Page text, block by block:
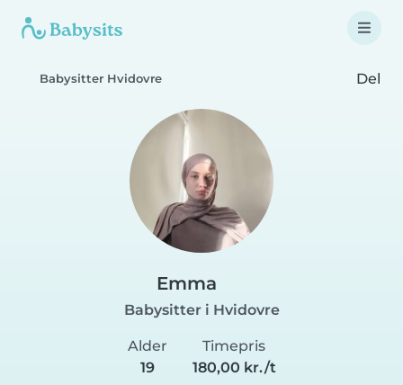
Babysitter Hvidovre Del
Emma
Babysitter i Hvidovre
Alder
19
Timepris
180,00 kr./t